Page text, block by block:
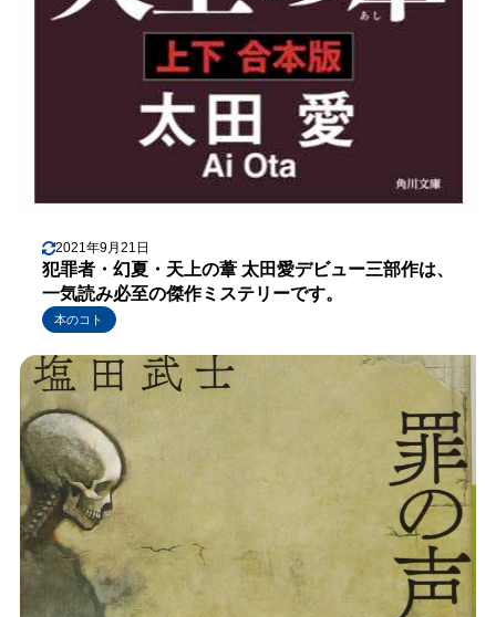
2021年9月21日
犯罪者・幻夏・天上の葦 太田愛デビュー三部作は、
一気読み必至の傑作ミステリーです。
本のコト